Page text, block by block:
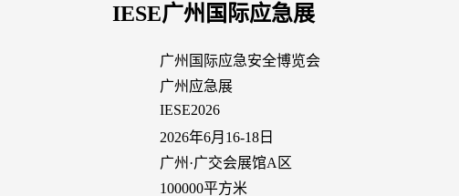
IESE广州国际应急展
广州国际应急安全博览会
广州应急展
IESE2026
2026年6月16-18日
广州·广交会展馆A区
100000平方米